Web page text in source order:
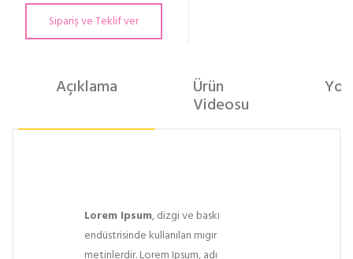
Sipariş ve Teklif ver
Açıklama Ürün
Videosu
Lorem Ipsum, dizgi ve baskı
endüstrisinde kullanılan mıgır
metinlerdir. Lorem Ipsum, adı